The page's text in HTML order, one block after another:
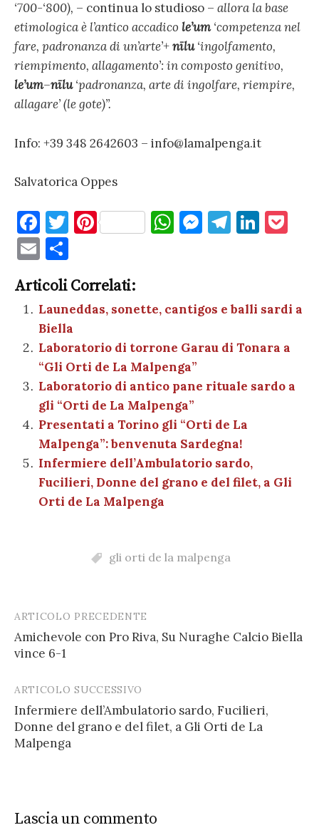
‘700-‘800), – continua lo studioso – allora la base
etimologica è l’antico accadico le’um‘competenza nel
fare, padronanza di un’arte’+nīlu‘ingolfamento,
riempimento, allagamento’: in composto genitivo,
le’um–nīlu‘padronanza, arte di ingolfare, riempire,
allagare’ (le gote)”.
Info: +39 348 2642603 – info@lamalpenga.it
Salvatorica Oppes
F
a
c
e
b
o
o
k
T
te
r
Pi
es
t
W
A
p
p
M
g
T
a
m
Li
dI et
E
m
ai
l
n
di
vi
di
Articoli Correlati:
Launeddas, sonette, cantigos e balli sardi a
Biella
Laboratorio di torrone Garau di Tonara a
“Gli Orti de La Malpenga”
Laboratorio di antico pane rituale sardo a
gli “Orti de La Malpenga”
Presentati a Torino gli “Orti de La
Malpenga”: benvenuta Sardegna!
Infermiere dell’Ambulatorio sardo,
Fucilieri, Donne del grano e del filet, a Gli
Orti de La Malpenga
gli orti de la malpenga
Post
navigation
ARTICOLO PRECEDENTE
Amichevole con Pro Riva, Su Nuraghe Calcio Biella
vince 6-1
ARTICOLO SUCCESSIVO
Infermiere dell’Ambulatorio sardo, Fucilieri,
Donne del grano e del filet, a Gli Orti de La
Malpenga
Lascia un commento